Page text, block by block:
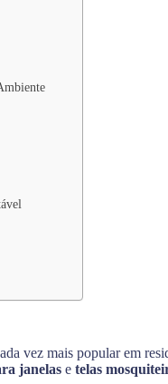
vez mais popular em
janelas e telas